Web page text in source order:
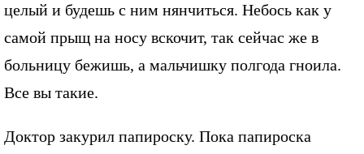
целый и будешь с ним нянчиться. Небось как у
самой прыщ на носу вскочит, так сейчас же в
больницу бежишь, а мальчишку полгода гноила.
Все вы такие.
Доктор закурил папироску. Пока папироска